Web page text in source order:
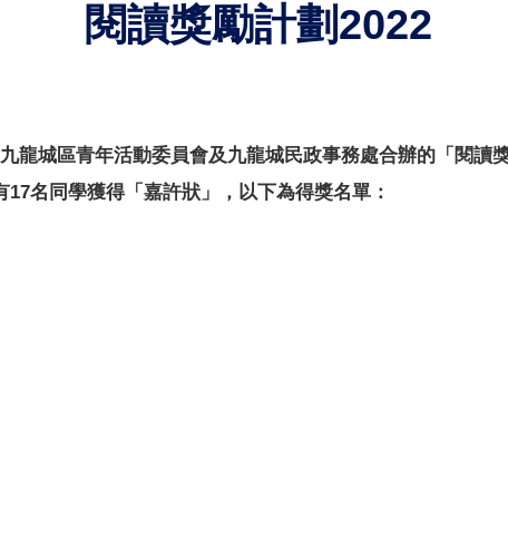
閱讀獎勵計劃2022
龍城區青年活動委員會及九龍城民政事務處合辦的「閱讀
名同學獲得「 嘉許狀」，以下為得獎名單：